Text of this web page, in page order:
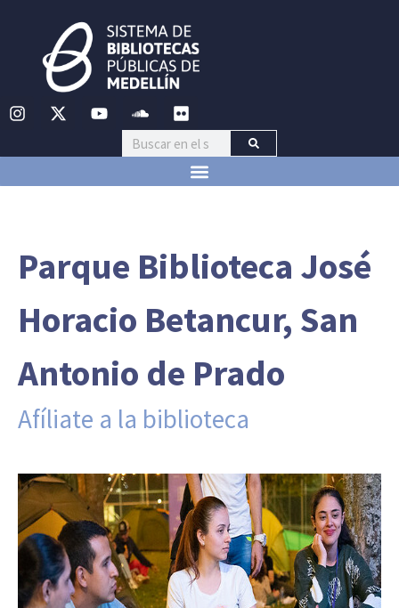
Parque Biblioteca José
Horacio Betancur, San
Antonio de Prado
Afíliate a la biblioteca